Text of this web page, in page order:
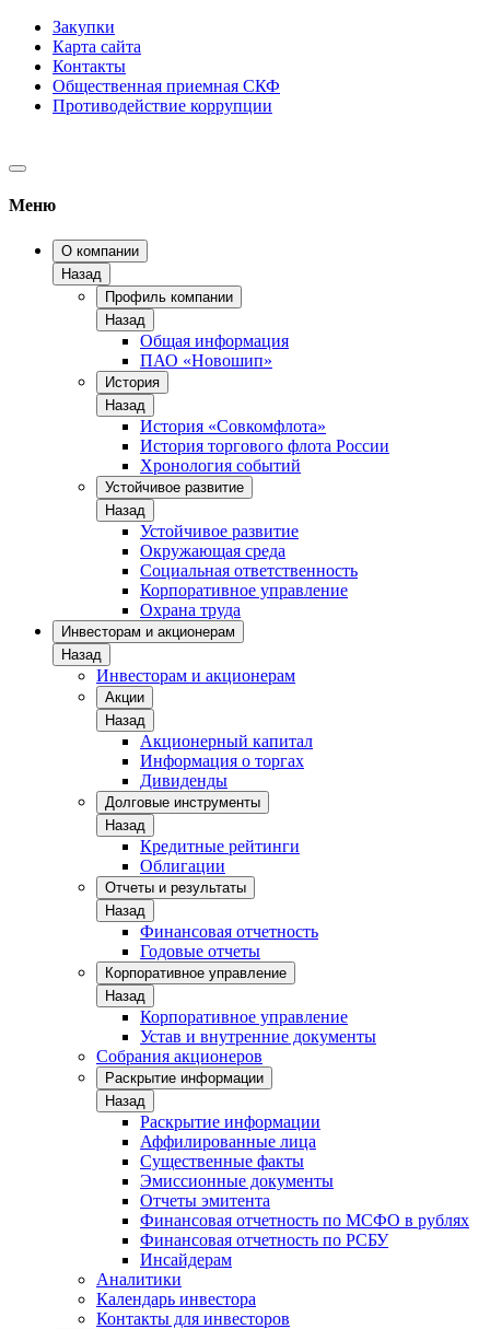
Закупки
Карта сайта
Контакты
Общественная приемная СКФ
Противодействие коррупции
Меню
О компании
Назад
Профиль компании
Назад
Общая информация
ПАО «Новошип»
История
Назад
История «Совкомфлота»
История торгового флота России
Хронология событий
Устойчивое развитие
Назад
Устойчивое развитие
Окружающая среда
Социальная ответственность
Корпоративное управление
Охрана труда
Инвесторам и акционерам
Назад
Инвесторам и акционерам
Акции
Назад
Акционерный капитал
Информация о торгах
Дивиденды
Долговые инструменты
Назад
Кредитные рейтинги
Облигации
Отчеты и результаты
Назад
Финансовая отчетность
Годовые отчеты
Корпоративное управление
Назад
Корпоративное управление
Устав и внутренние документы
Собрания акционеров
Раскрытие информации
Назад
Раскрытие информации
Аффилированные лица
Существенные факты
Эмиссионные документы
Отчеты эмитента
Финансовая отчетность по МСФО в рублях
Финансовая отчетность по РСБУ
Инсайдерам
Аналитики
Календарь инвестора
Контакты для инвесторов